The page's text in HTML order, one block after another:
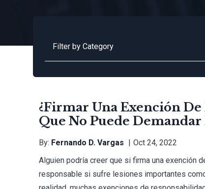
¿Firmar Una Exención
Que No Puede Demandar
By: Fernando D. Vargas
Oct 24, 2022
Alguien podría creer que si firma una exención
responsable si sufre lesiones importantes